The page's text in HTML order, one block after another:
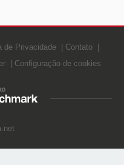
de Privacidade
Contato
Configuração de cookies